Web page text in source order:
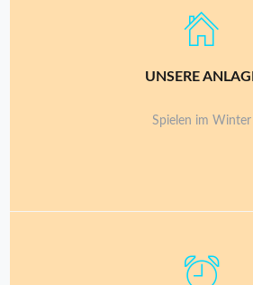
UNSERE
Spielen im Winter
2 TENNISHALLEN
Beide Hallen mit je zwei Plätzen mit
TENNISSCHULE KOSTIN